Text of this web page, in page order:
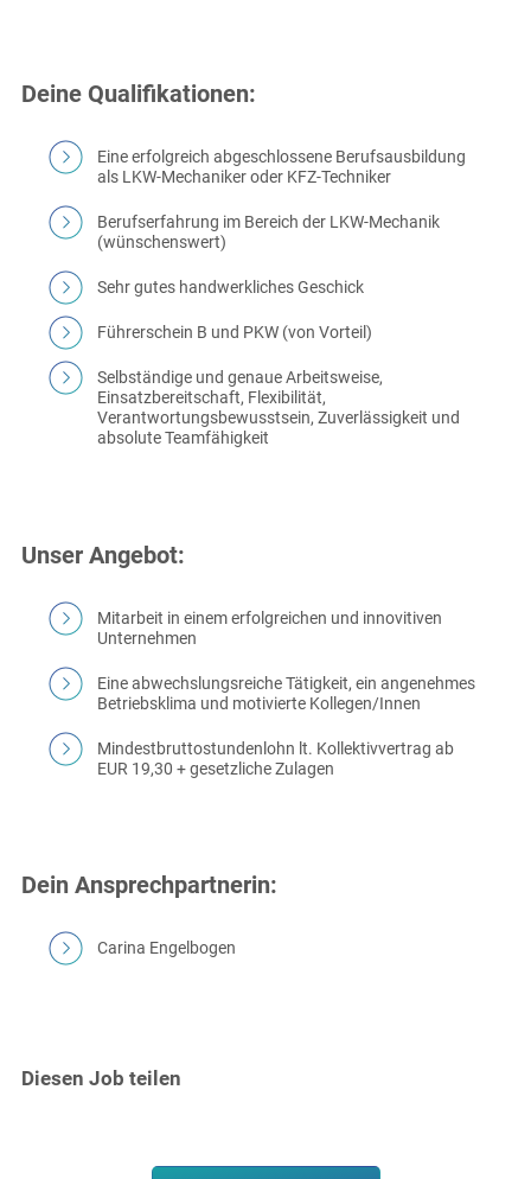
Deine Qualifikationen:
Eine erfolgreich abgeschlossene Berufsausbildung
als LKW-Mechaniker oder KFZ-Techniker
Berufserfahrung im Bereich der LKW-Mechanik
(wünschenswert)
Sehr gutes handwerkliches Geschick
Führerschein B und PKW (von Vorteil)
Selbständige und genaue Arbeitsweise,
Einsatzbereitschaft, Flexibilität,
Verantwortungsbewusstsein, Zuverlässigkeit und
absolute Teamfähigkeit
Unser Angebot:
Mitarbeit in einem erfolgreichen und innovitiven
Unternehmen
Eine abwechslungsreiche Tätigkeit, ein angenehmes
Betriebsklima und motivierte Kollegen/Innen
Mindestbruttostundenlohn lt. Kollektivvertrag ab
EUR 19,30 + gesetzliche Zulagen
Dein Ansprechpartnerin:
Carina Engelbogen
Diesen Job teilen